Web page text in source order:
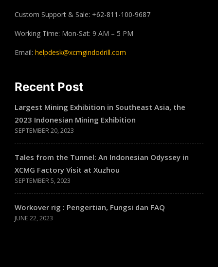
Custom Support & Sale: +62-811-100-9687
Working Time: Mon-Sat: 9 AM – 5 PM
Email: helpdesk@xcmgindodrill.com
Recent Post
Largest Mining Exhibition in Southeast Asia, the
2023 Indonesian Mining Exhibition
SEPTEMBER 20, 2023
Tales from the Tunnel: An Indonesian Odyssey in
XCMG Factory Visit at Xuzhou
SEPTEMBER 5, 2023
Workover rig : Pengertian, Fungsi dan FAQ
JUNE 22, 2023